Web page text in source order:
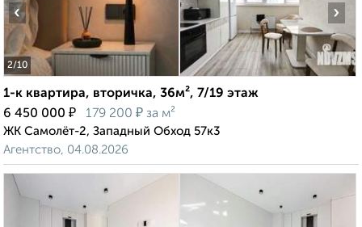
2/10
‹ ›
1-к квартира, вторичка, 36м², 7/19 этаж
6 450 000 ₽ 179 200 ₽ за м²
ЖК Самолёт-2, Западный Обход 57к3
Агентство, 04.08.2026